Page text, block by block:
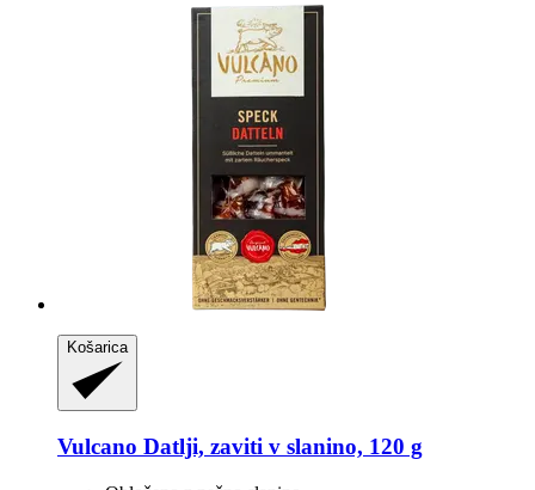
Košarica
Vulcano Datlji, zaviti v slanino, 120 g